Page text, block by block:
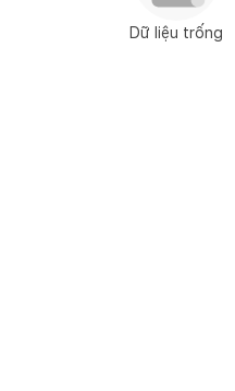
Dữ liệu trống